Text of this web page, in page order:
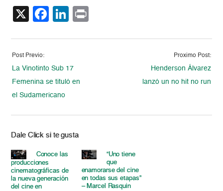
X Facebook
LinkedIn
Post Previo:
La Vinotinto Sub 17
Femenina se tituló en
el Sudamericano
Proximo Post:
Henderson Álvarez
lanzó un no hit no run
Dale Click si te gusta
Conoce las
producciones
cinematográficas de
la nueva generación
del cine en
“Uno tiene
que
enamorarse del cine
en todas sus etapas”
– Marcel Rasquin